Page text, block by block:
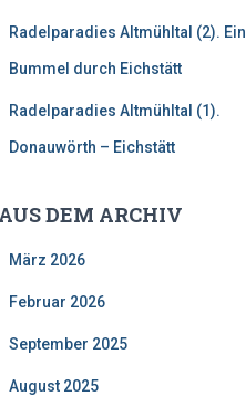
Radelparadies Altmühltal (2). Ein
Bummel durch Eichstätt
Radelparadies Altmühltal (1).
Donauwörth – Eichstätt
AUS DEM ARCHIV
März 2026
Februar 2026
September 2025
August 2025